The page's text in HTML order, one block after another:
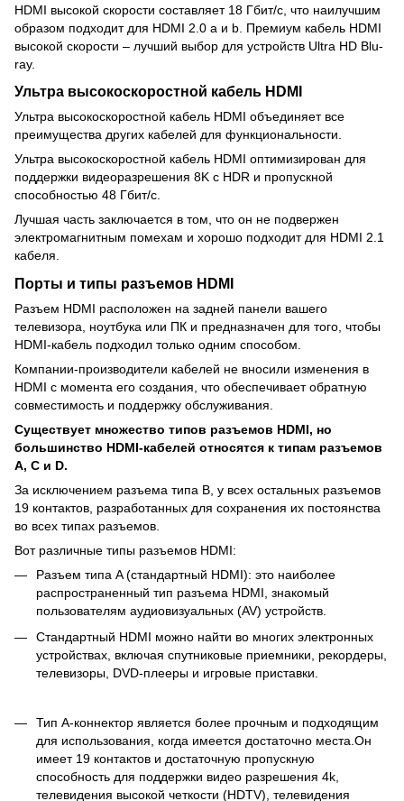
HDMI высокой скорости составляет 18 Гбит/с, что наилучшим
образом подходит для HDMI 2.0 a и b. Премиум кабель HDMI
высокой скорости – лучший выбор для устройств Ultra HD Blu-
ray.
Ультра высокоскоростной кабель HDMI
Ультра высокоскоростной кабель HDMI объединяет все
преимущества других кабелей для функциональности.
Ультра высокоскоростной кабель HDMI оптимизирован для
поддержки видеоразрешения 8K с HDR и пропускной
способностью 48 Гбит/с.
Лучшая часть заключается в том, что он не подвержен
электромагнитным помехам и хорошо подходит для HDMI 2.1
кабеля.
Порты и типы разъемов HDMI
Разъем HDMI расположен на задней панели вашего
телевизора, ноутбука или ПК и предназначен для того, чтобы
HDMI-кабель подходил только одним способом.
Компании-производители кабелей не вносили изменения в
HDMI с момента его создания, что обеспечивает обратную
совместимость и поддержку обслуживания.
Существует множество типов разъемов HDMI, но
большинство HDMI-кабелей относятся к типам разъемов
A, C и D.
За исключением разъема типа B, у всех остальных разъемов
19 контактов, разработанных для сохранения их постоянства
во всех типах разъемов.
Вот различные типы разъемов HDMI:
Разъем типа A (стандартный HDMI): это наиболее
распространенный тип разъема HDMI, знакомый
пользователям аудиовизуальных (AV) устройств.
Стандартный HDMI можно найти во многих электронных
устройствах, включая спутниковые приемники, рекордеры,
телевизоры, DVD-плееры и игровые приставки.
Тип А-коннектор является более прочным и подходящим
для использования, когда имеется достаточно места.Он
имеет 19 контактов и достаточную пропускную
способность для поддержки видео разрешения 4k,
телевидения высокой четкости (HDTV), телевидения